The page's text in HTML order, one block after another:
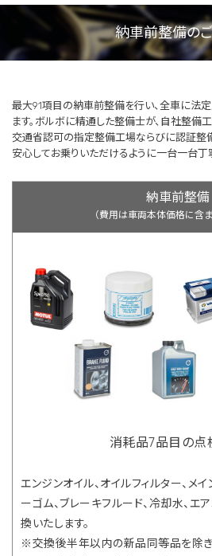
納車前整備の
最大91項目の納車前整備を行い、全車に法
ます。ボルボに精通した整備士が、自社整備
交通省認可の指定整備工場ならびに認証整
安心してお乗りいただけるように一台一台丁
納車前整備
（費用は車両本体価格に含ま
消耗品7品目の点
エンジンオイル、オイルフィルター、メ
ーゴム、ブレーキフルード、冷却水、エ
換いたします。
※交換後半年以内の新品同等品を除き